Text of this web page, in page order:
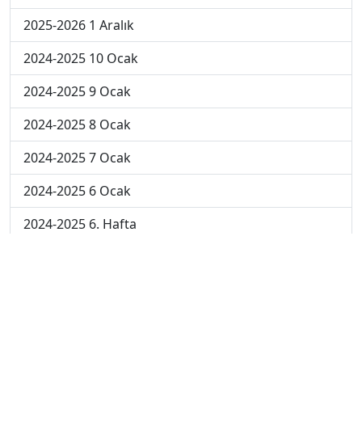
2025-2026 1 Aralık
2024-2025 10 Ocak
2024-2025 9 Ocak
2024-2025 8 Ocak
2024-2025 7 Ocak
2024-2025 6 Ocak
2024-2025 6. Hafta